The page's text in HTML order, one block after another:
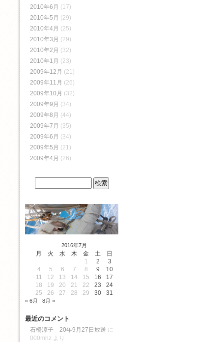
2010年6月 (17)
2010年5月 (29)
2010年4月 (25)
2010年3月 (29)
2010年2月 (32)
2010年1月 (23)
2009年12月 (21)
2009年11月 (26)
2009年10月 (32)
2009年9月 (34)
2009年8月 (44)
2009年7月 (35)
2009年6月 (34)
2009年5月 (21)
2009年4月 (26)
2016年7月
月 火 水 木 金 土
日
1
2
3
4
5 6 7 8 9
10
11
12 13 14 15 16
17
18
19 20 21 22 23
24
25
26 27 28 29 30 31
« 6月 8月 »
最近のコメント
石橋涼子 20年9月27日放送 に
000mhz より